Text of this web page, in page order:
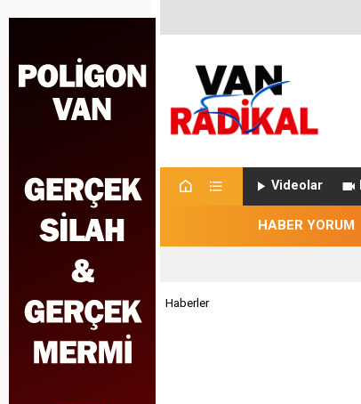
Videolar
HABER YORUM
Haberler